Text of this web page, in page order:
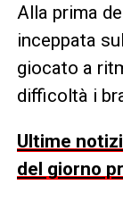
Alla prima
inceppata
giocato a
difficoltà i
Ultime
del giorno